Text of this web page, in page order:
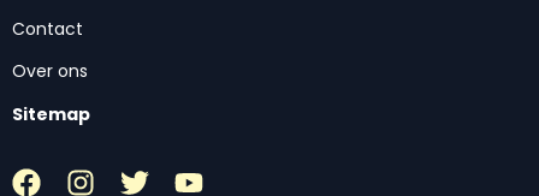
Contact
Over ons
Sitemap